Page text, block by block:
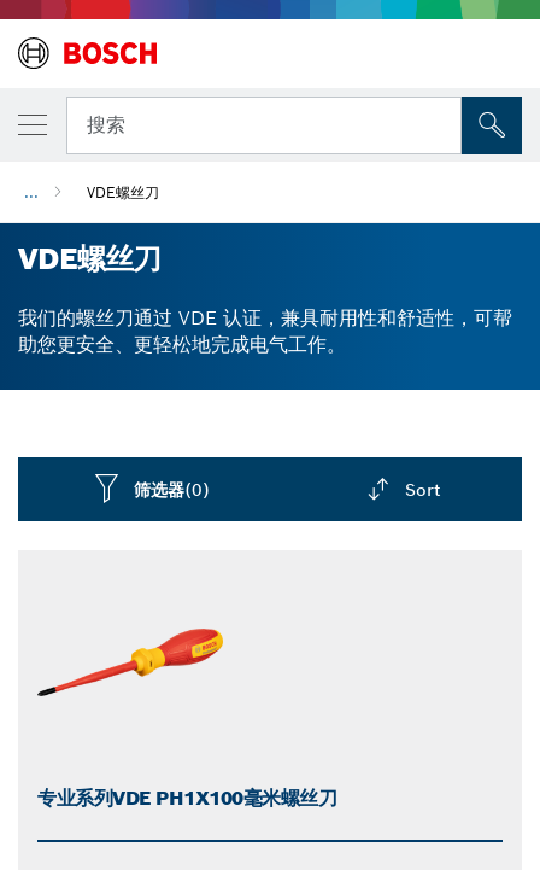
搜索
... VDE螺丝刀
VDE螺丝刀
我们的螺丝刀通过 VDE 认证，兼具耐用性和舒适性，可帮
助您更安全、更轻松地完成电气工作。
筛选器(0) Sort
专业系列VDE PH1X100毫米螺丝刀